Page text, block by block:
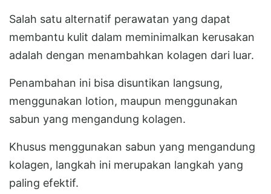
Salah satu alternatif perawatan yang dapat
membantu kulit dalam meminimalkan kerusakan
adalah dengan menambahkan kolagen dari luar.
Penambahan ini bisa disuntikan langsung,
menggunakan lotion, maupun menggunakan
sabun yang mengandung kolagen.
Khusus menggunakan sabun yang mengandung
kolagen, langkah ini merupakan langkah yang
paling efektif.